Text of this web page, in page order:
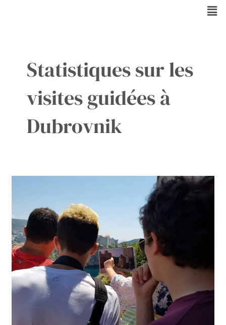
Statistiques sur les
visites guidées à
Dubrovnik
et
Dubrovnik
:
Un
Mariage
Touristique
Magique!